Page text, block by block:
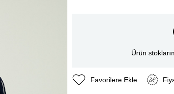
Ürün
Favorilere Ekle